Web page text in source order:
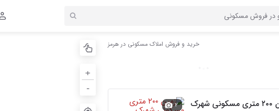
خرید و فروش املاک مسکونی در هرمز
زمین ۲۰۰ متری مسکونی شهرک
۲
+
-